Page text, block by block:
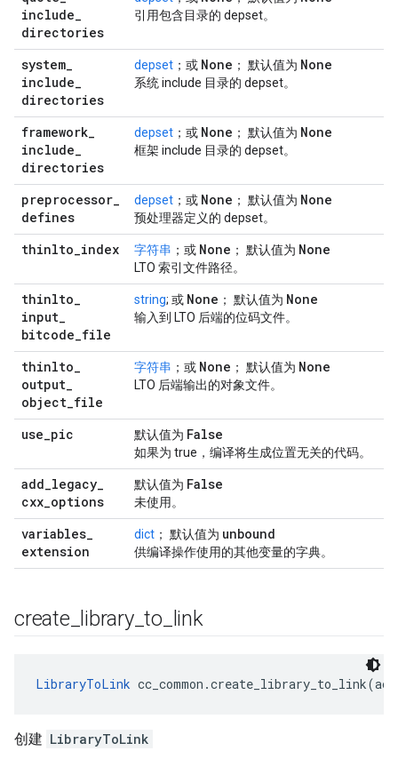
include_
directories
引用包含目录的 depset。
system_
include_
directories
depset ；或 None ； 默认值为 None
系统 include 目录的 depset。
framework_
include_
directories
depset ；或 None ； 默认值为 None
框架 include 目录的 depset。
preprocessor_
defines
depset ；或 None ； 默认值为 None
预处理器定义的 depset。
thinlto_index 字符串 ；或 None ； 默认值为 None
LTO 索引文件路径。
thinlto_
input_
bitcode_file
string; 或 None ； 默认值为 None
输入到 LTO 后端的位码文件。
thinlto_
output_
object_file
字符串 ；或 None ； 默认值为 None
LTO 后端输出的对象文件。
use_pic 默认值为 False
如果为 true，编译将生成位置无关的代码。
add_legacy_
cxx_options
默认值为 False
未使用。
variables_
extension
dict ； 默认值为 unbound
供编译操作使用的其他变量的字典。
create library_to link
LibraryToLink
创建 LibraryToLink